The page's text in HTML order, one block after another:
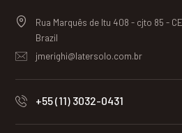
Rua Marquês de Itu 408 - cjto 85 -
Brazil
jmerighi@latersolo.com.br
+55 (11) 3032-0431